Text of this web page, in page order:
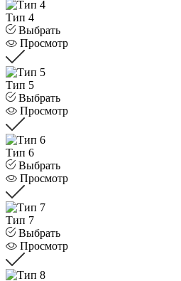
Тип 4
Выбрать
Просмотр
Тип 5
Выбрать
Просмотр
Тип 6
Выбрать
Просмотр
Тип 7
Выбрать
Просмотр